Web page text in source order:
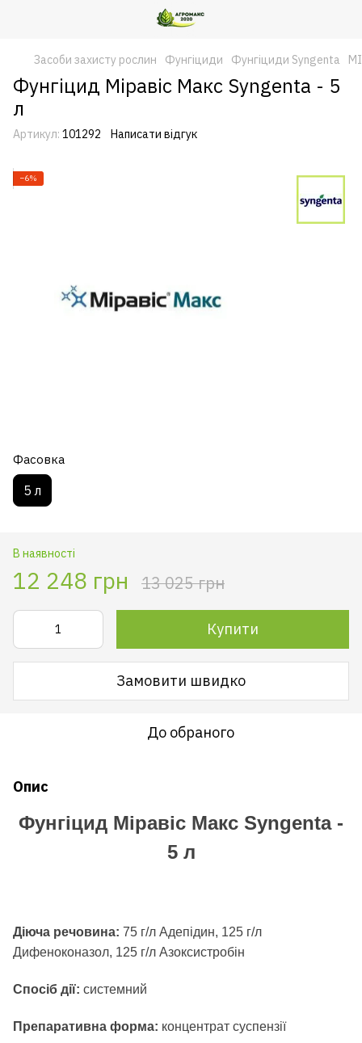
Засоби захисту рослин Фунгіциди Фунгіциди Syngenta
Фунгіцид Міравіс Макс Syngenta - 5
л
Артикул: 101292 Написати відгук
−6%
Фасовка
5 л
В наявності
12 248 грн 13 025 грн
Купити
Замовити швидко
До обраного
Опис
Фунгіцид Міравіс Макс Syngenta -
5 л
Діюча речовина: 75 г/л Адепідин, 125 г/л
Дифеноконазол, 125 г/л Азоксистробін
Спосіб дії: системний
Препаративна форма: концентрат суспензії